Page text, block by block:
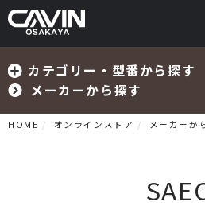
カテゴリー・型番から探す
メーカーから探す
HOME オンラインストア メーカーか